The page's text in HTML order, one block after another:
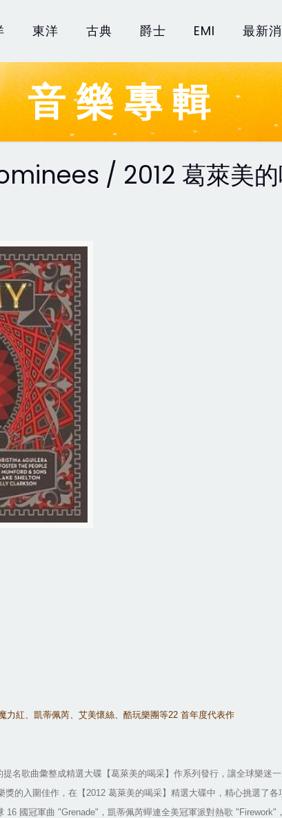
東洋 古典 爵士 EMI 最新
音樂專輯
/ 2012 葛萊美
力紅、凱蒂佩芮、艾美懷絲、酷玩樂團等22 首年度代表作
名歌曲彙整成精選大碟【葛萊美的喝采】作系列發行，讓全球樂迷
獎的入圍佳作，在【2012 葛萊美的喝采】精選大碟中，精心挑選了
16 國冠軍曲 "Grenade" ，凱蒂佩芮蟬連全美冠軍派對熱歌 "Firework"